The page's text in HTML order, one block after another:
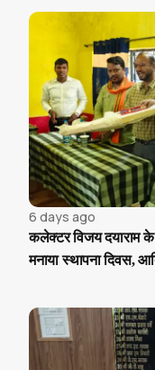
6 days ago
कलेक्टर विजय दयाराम
मनाया स्थापना दिवस,